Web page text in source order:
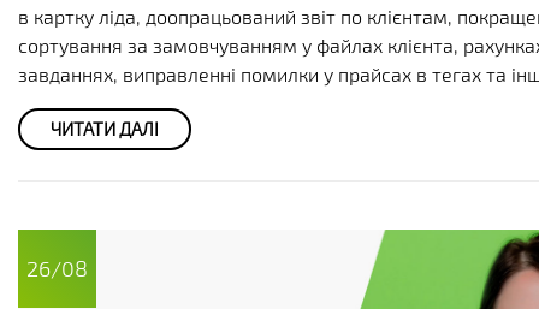
в картку ліда, доопрацьований звіт по клієнтам,
сортування за замовчуванням у файлах клієнта,
завданнях, виправленні помилки у прайсах в тегах та
ЧИТАТИ ДАЛІ
26/08